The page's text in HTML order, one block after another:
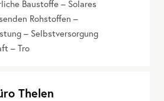
Baustoffe – Solares
Rohstoffen –
– Selbstversorgung
– Tro
Thelen